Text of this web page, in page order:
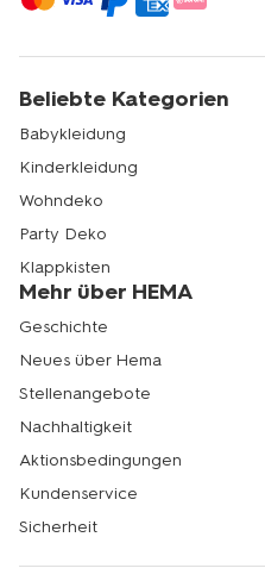
Beliebte Kategorien
Babykleidung
Kinderkleidung
Wohndeko
Party Deko
Klappkisten
Mehr über HEMA
Geschichte
Neues über Hema
Stellenangebote
Nachhaltigkeit
Aktionsbedingungen
Kundenservice
Sicherheit